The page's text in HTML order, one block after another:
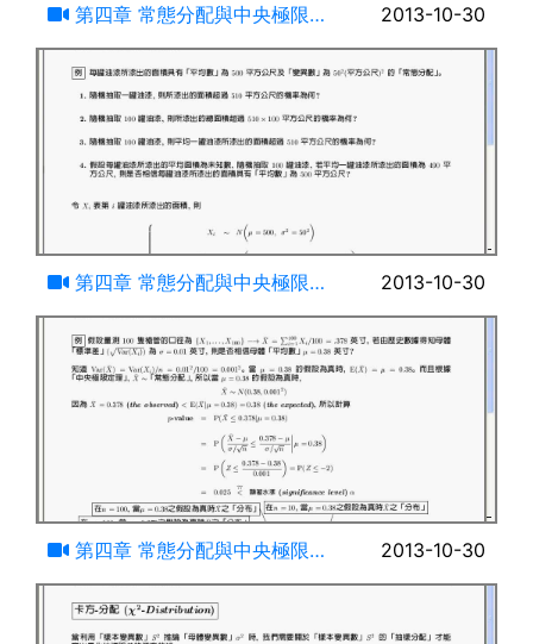
第四章 常態分配與中央極限定
理(五)
2013-10-30
第四章 常態分配與中央極限定
理(六)
2013-10-30
第四章 常態分配與中央極限定
理(七)
2013-10-30